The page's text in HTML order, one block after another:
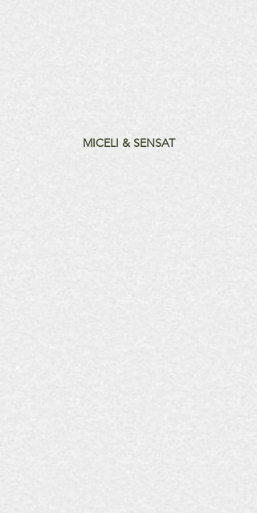
MICELI & SENSAT